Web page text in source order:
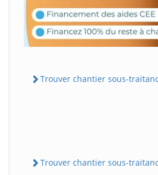
Trouver chantier sous-
Trouver chantier sous-